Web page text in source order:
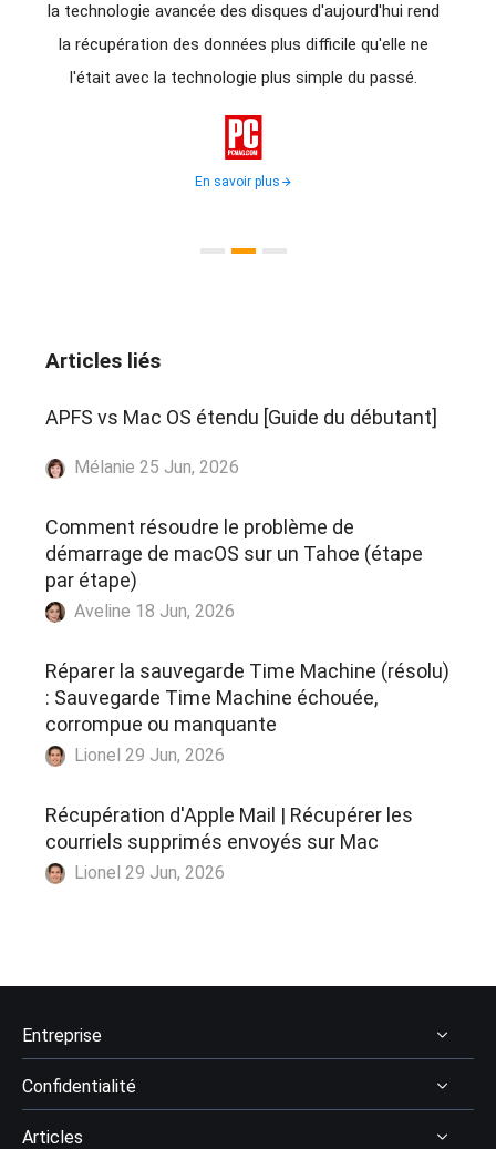
la technologie avancée des disques d'aujourd'hui rend
la récupération des données plus difficile qu'elle ne
l'était avec la technologie plus simple du passé.

En savoir plus
Articles liés
APFS vs Mac OS étendu [Guide du débutant]
Mélanie 25 Jun, 2026
Comment résoudre le problème de
démarrage de macOS sur un Tahoe (étape
par étape)
Aveline 18 Jun, 2026
Réparer la sauvegarde Time Machine (résolu)
: Sauvegarde Time Machine échouée,
corrompue ou manquante
Lionel 29 Jun, 2026
Récupération d'Apple Mail | Récupérer les
courriels supprimés envoyés sur Mac
Lionel 29 Jun, 2026
Entreprise
À Propos
Avis & récompenses
Confidentialité
Articles